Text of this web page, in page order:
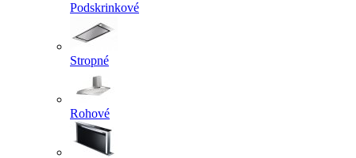
Podskrinkové
Stropné
Rohové